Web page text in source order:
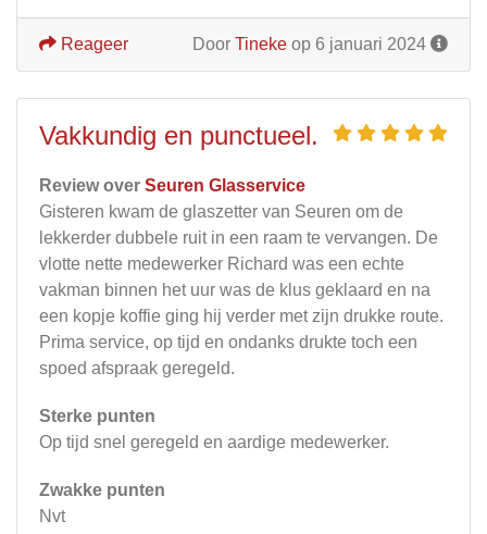
Door Tineke op 6 januari 2024
Reageer
Vakkundig en punctueel.
Review over Seuren Glasservice
Gisteren kwam de glaszetter van Seuren om de
lekkerder dubbele ruit in een raam te vervangen. De
vlotte nette medewerker Richard was een echte
vakman binnen het uur was de klus geklaard en na
een kopje koffie ging hij verder met zijn drukke route.
Prima service, op tijd en ondanks drukte toch een
spoed afspraak geregeld.
Sterke punten
Op tijd snel geregeld en aardige medewerker.
Zwakke punten
Nvt